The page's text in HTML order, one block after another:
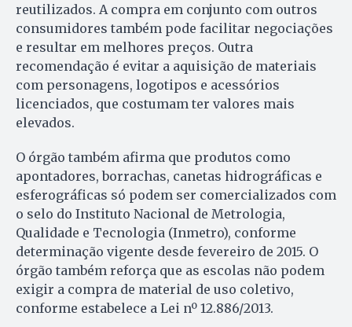
reutilizados. A compra em conjunto com outros
consumidores também pode facilitar negociações
e resultar em melhores preços. Outra
recomendação é evitar a aquisição de materiais
com personagens, logotipos e acessórios
licenciados, que costumam ter valores mais
elevados.
O órgão também afirma que produtos como
apontadores, borrachas, canetas hidrográficas e
esferográficas só podem ser comercializados com
o selo do Instituto Nacional de Metrologia,
Qualidade e Tecnologia (Inmetro), conforme
determinação vigente desde fevereiro de 2015. O
órgão também reforça que as escolas não podem
exigir a compra de material de uso coletivo,
conforme estabelece a Lei nº 12.886/2013.